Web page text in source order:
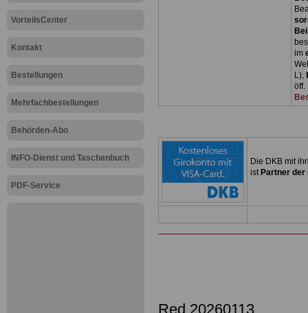
VorteilsCenter
Kontakt
Bestellungen
Mehrfachbestellungen
Behörden-Abo
INFO-Dienst und Taschenbuch
PDF-Service
im
L),
öff.
Die DKB mit
ist Partner der
Red 20260113